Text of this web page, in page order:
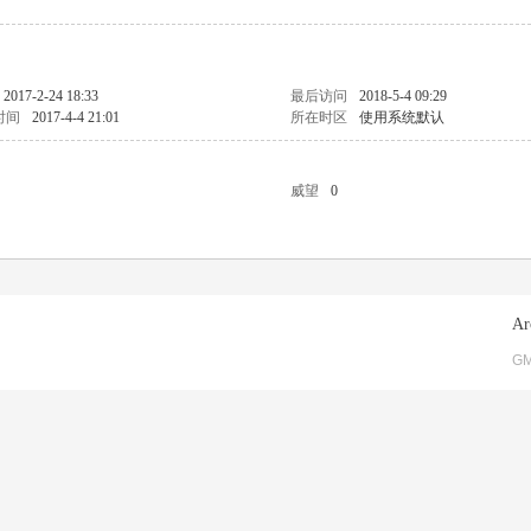
2017-2-24 18:33 最后访问
2018-5-4 09:29
间
2017-4-4 21:01 所在时区 使用系统默认
威望 0